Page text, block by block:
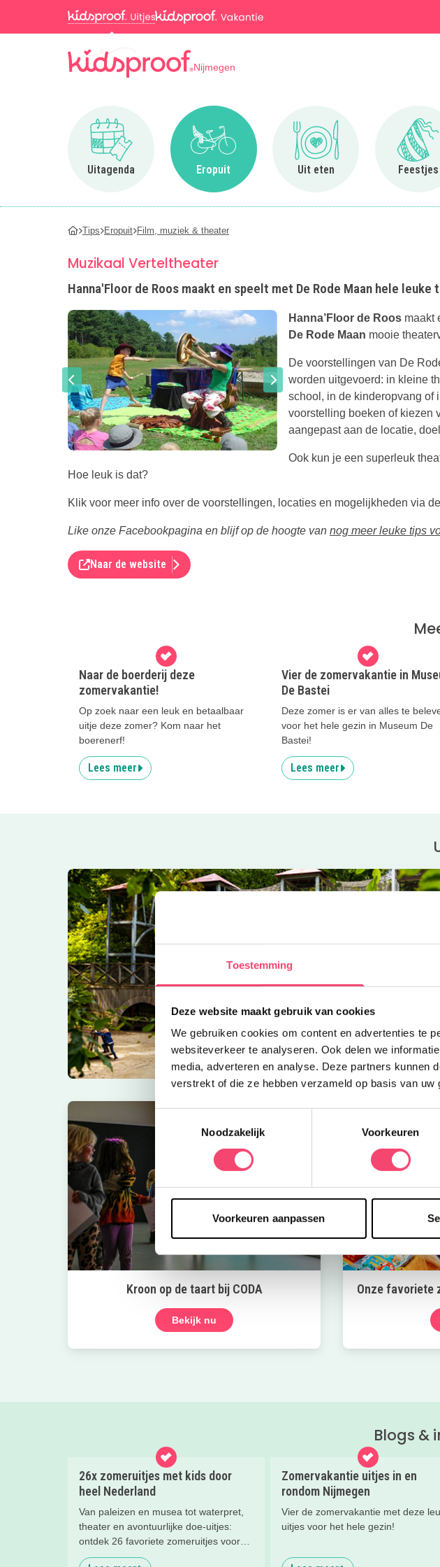
Toestemming
Deze website maakt gebruik van cookies
We gebruiken cookies om content en advertenties te
websiteverkeer te analyseren. Ook delen we
media, adverteren en analyse. Deze partners kunnen
verstrekt of die ze hebben verzameld op basis van uw
Noodzakelijk
Voorkeuren
Voorkeuren aanpassen
Nijmegen
Uitagenda
Ga naar Uitagenda
Eropuit
Ga naar Eropuit
Uit eten
Ga naar Uit eten
Feestjes
Ga
Tips Eropuit Film, muziek & theater
Muzikaal Verteltheater
Hanna'Floor de Roos maakt en speelt met De Rode Maan hele
Hanna’Floor de Roos maakt
De Rode Maan mooie
De voorstellingen van De
worden uitgevoerd: in kleine
school, in de kinderopvang of
voorstelling boeken of kiezen
aangepast aan de locatie,
Ook kun je een superleuk
Hoe leuk is dat?
Klik voor meer info over de voorstellingen, locaties en mogelijkheden via
Like onze Facebookpagina en blijf op de hoogte van nog meer leuke tips
Naar de website
Naar de boerderij deze
zomervakantie!
Op zoek naar een leuk en betaalbaar
uitje deze zomer? Kom naar het
boerenerf!
Lees meer
Vier de zomervakantie in
De Bastei
Deze zomer is er van alles te
voor het hele gezin in Museum De
Bastei!
Lees meer
Kroon op de taart bij CODA
Bekijk nu
Onze favoriete
Blogs &
26x zomeruitjes met kids door
heel Nederland
Van paleizen en musea tot waterpret,
theater en avontuurlijke doe-uitjes:
ontdek 26 favoriete zomeruitjes voor
gezinnen door heel Nederland.
Zomervakantie uitjes in en
rondom Nijmegen
Vier de zomervakantie met deze
uitjes voor het hele gezin!